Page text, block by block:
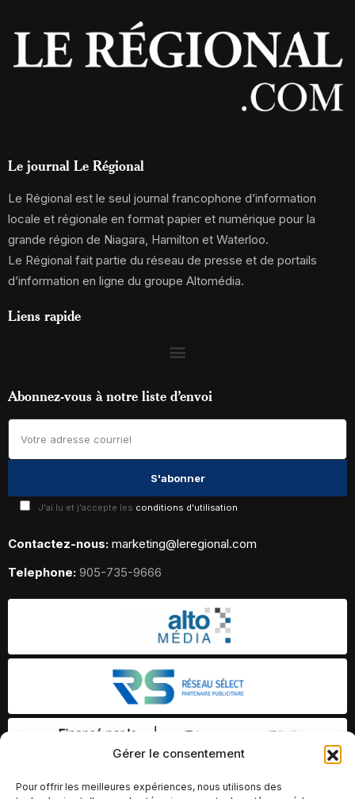
Gérer le consentement
Pour offrir les meilleures expériences, nous utilisons des
Le journal Le Régional
Le Régional est le seul journal francophone d’information
locale et régionale en format papier et numérique pour la
grande région de Niagara, Hamilton et Waterloo.
Le Régional fait partie du réseau de presse et de portails
d’information en ligne du groupe Altomédia.
Liens rapide
Abonnez-vous à notre liste d’envoi
J'ai lu et j'accepte les conditions d'utilisation
Contactez-nous: marketing@leregional.com
Telephone: 905-735-9666